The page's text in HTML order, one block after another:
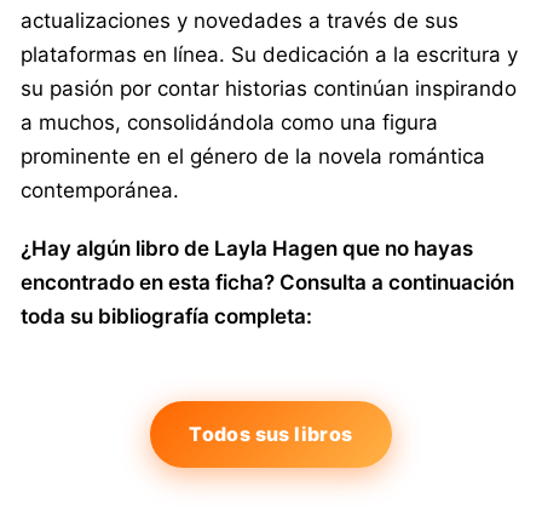
actualizaciones y novedades a través de sus
plataformas en línea. Su dedicación a la escritura y
su pasión por contar historias continúan inspirando
a muchos, consolidándola como una figura
prominente en el género de la novela romántica
contemporánea.
¿Hay algún libro de Layla Hagen que no hayas
encontrado en esta ficha? Consulta a continuación
toda su bibliografía completa:
Todos sus libros